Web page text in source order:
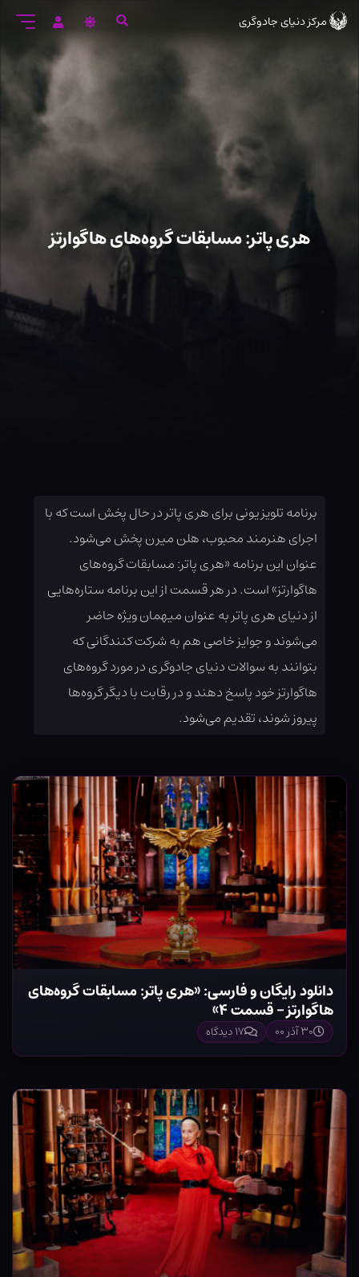
ورود
اصلی
مرکز دنیای جادوگری
هری پاتر: مسابقات گروه‌های هاگوارتز
برنامه تلویزیونی برای هری پاتر در حال پخش است که با
اجرای هنرمند محبوب، هلن میرن پخش می‌شود.
عنوان این برنامه «هری پاتر: مسابقات گروه‌های
هاگوارتز» است. در هر قسمت از این برنامه ستاره‌هایی
از دنیای هری پاتر به عنوان میهمان ویژه حاضر
می‌شوند و جوایز خاصی هم به شرکت کنندگانی که
بتوانند به سوالات دنیای جادوگری در مورد گروه‌های
هاگوارتز خود پاسخ دهند و در رقابت با دیگر گروه‌ها
پیروز شوند، تقدیم می‌شود.
دانلود رایگان و فارسی: «هری پاتر: مسابقات گروه‌های
هاگوارتز – قسمت ۴»
۳۰ آذر ۰۰ ۱۷ دیدگاه